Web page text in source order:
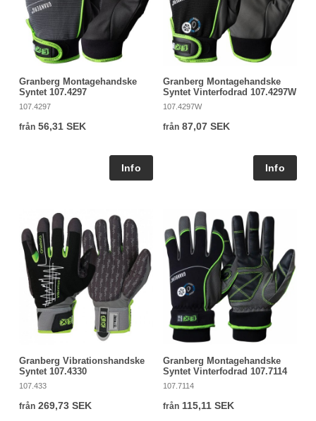
Granberg Montagehandske
Syntet 107.4297
107.4297
från 56,31 SEK
Granberg Montagehandske
Syntet Vinterfodrad 107.4297W
107.4297W
från 87,07 SEK
Granberg Vibrationshandske
Syntet 107.4330
107.433
från 269,73 SEK
Granberg Montagehandske
Syntet Vinterfodrad 107.7114
107.7114
från 115,11 SEK